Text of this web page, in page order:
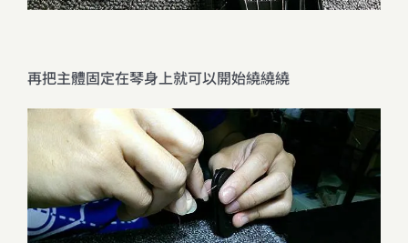
再把主體固定在琴身上就可以開始繞繞繞